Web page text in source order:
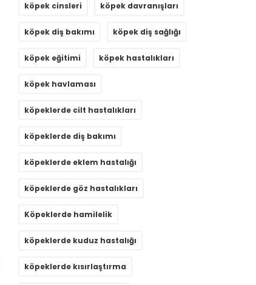
köpek cinsleri köpek davranışları
köpek diş bakımı köpek diş sağlığı
köpek eğitimi köpek hastalıkları
köpek havlaması
köpeklerde cilt hastalıkları
köpeklerde diş bakımı
köpeklerde eklem hastalığı
köpeklerde göz hastalıkları
Köpeklerde hamilelik
köpeklerde kuduz hastalığı
köpeklerde kısırlaştırma